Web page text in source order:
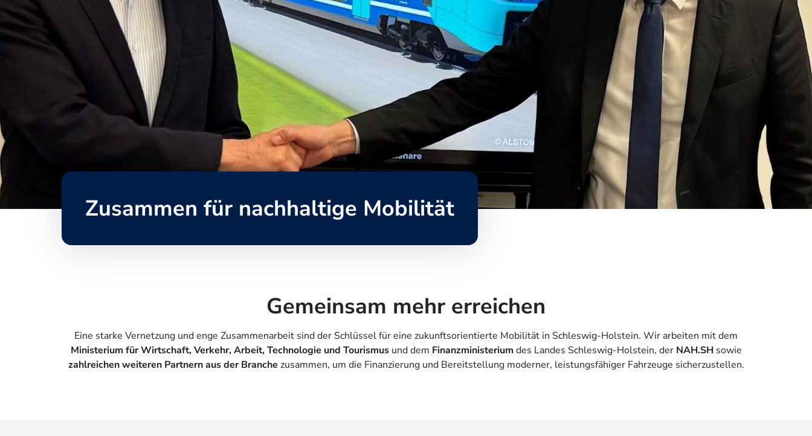
Zusammen für nachhaltige Mobilität
Gemeinsam mehr erreichen
Eine starke Vernetzung und enge Zusammenarbeit sind der Schlüssel für eine zukunftsorientierte Mobilität in Schleswig-Holstein. Wir arbeiten mit dem
Ministerium für Wirtschaft, Verkehr, Arbeit, Technologie und Tourismusund dem Finanzministerium des Landes Schleswig-Holstein, der NAH.SHsowie
zahlreichen weiteren Partnern aus der Branche zusammen, um die Finanzierung und Bereitstellung moderner, leistungsfähiger Fahrzeuge sicherzustellen.